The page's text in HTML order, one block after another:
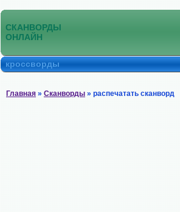
СКАНВОРДЫ
ОНЛАЙН
кроссворды
Главная » Сканворды » распечатать сканворд